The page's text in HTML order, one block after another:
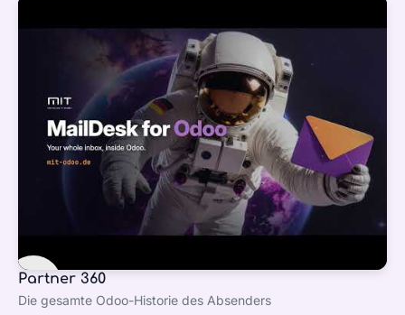
Partner 360
Die gesamte Odoo-Historie des Absenders